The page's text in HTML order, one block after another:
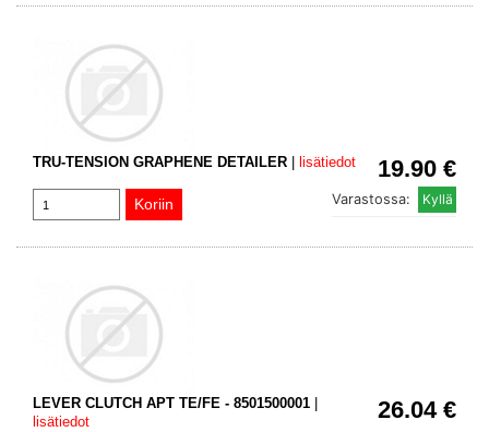
19.90 €
TRU-TENSION GRAPHENE DETAILER lisätiedot
Varastossa:
26.04 €
LEVER CLUTCH APT TE/FE - 8501500001
lisätiedot